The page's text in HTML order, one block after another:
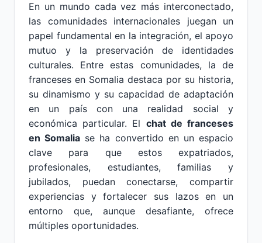
En un mundo cada vez más interconectado,
las comunidades internacionales juegan un
papel fundamental en la integración, el apoyo
mutuo y la preservación de identidades
culturales. Entre estas comunidades, la de
franceses en Somalia destaca por su historia,
su dinamismo y su capacidad de adaptación
en un país con una realidad social y
económica particular. El chat de franceses
en Somalia se ha convertido en un espacio
clave para que estos expatriados,
profesionales, estudiantes, familias y
jubilados, puedan conectarse, compartir
experiencias y fortalecer sus lazos en un
entorno que, aunque desafiante, ofrece
múltiples oportunidades.